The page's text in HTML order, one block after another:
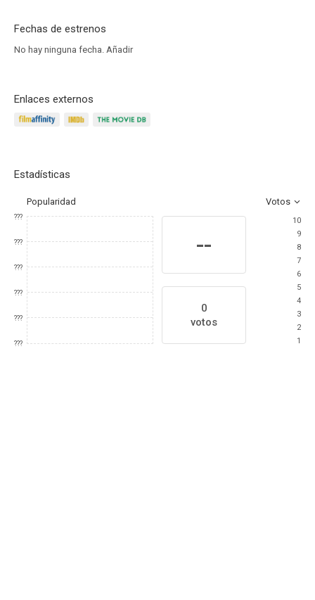
Fechas de estrenos
No hay ninguna fecha. Añadir
Enlaces externos
Estadísticas
Popularidad Votos
???
???
???
???
???
???
--
0
votos
10
9
8
7
6
5
4
3
2
1